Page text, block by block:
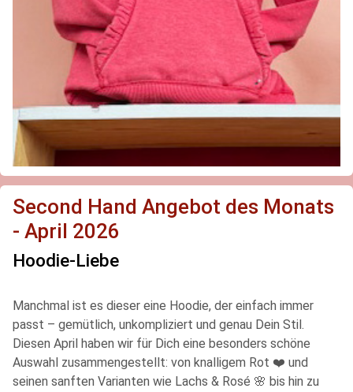
Second Hand Angebot des Monats
- April 2026
Hoodie-Liebe
Manchmal ist es dieser eine Hoodie, der einfach immer
passt – gemütlich, unkompliziert und genau Dein Stil.
Diesen April haben wir für Dich eine besonders schöne
Auswahl zusammengestellt: von knalligem Rot ❤️ und
seinen sanften Varianten wie Lachs & Rosé 🌸 bis hin zu